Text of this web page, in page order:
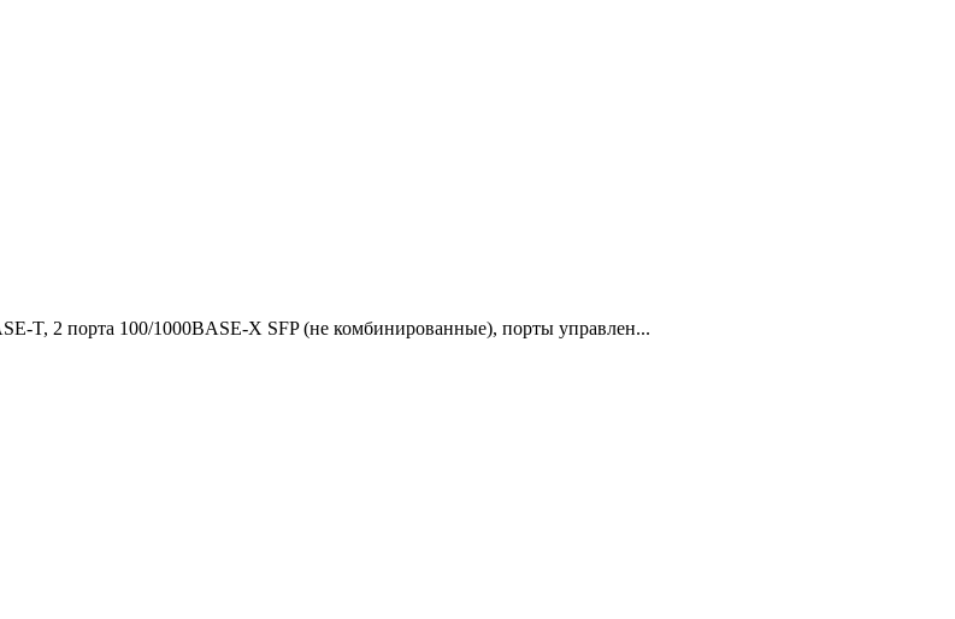
T, 2 порта 100/1000BASE-X SFP (не комбинированные), порты управлен...